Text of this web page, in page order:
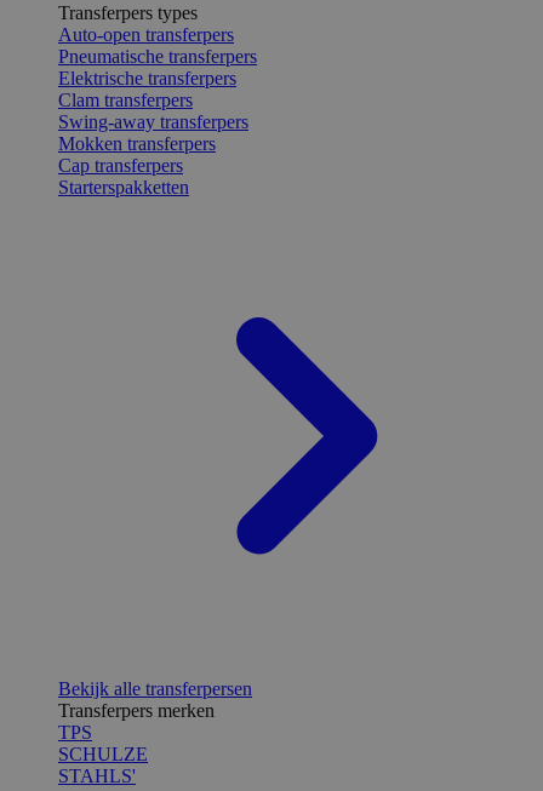
Transferpers types
Auto-open transferpers
Pneumatische transferpers
Elektrische transferpers
Clam transferpers
Swing-away transferpers
Mokken transferpers
Cap transferpers
Starterspakketten
Bekijk alle transferpersen
Transferpers merken
TPS
SCHULZE
STAHLS'